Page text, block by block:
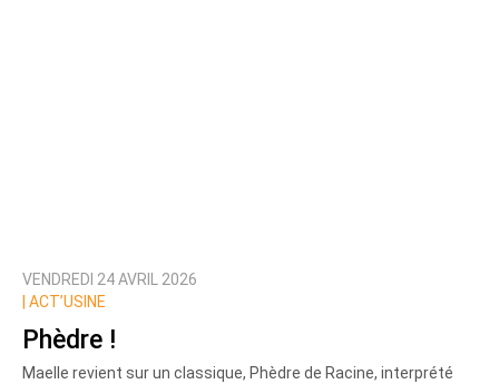
VENDREDI 24 AVRIL 2026
ACT’USINE
Phèdre !
Maelle revient sur un classique, Phèdre de Racine, interprété